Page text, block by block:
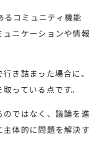
コミュニティ機能
ニケーションや情報
き詰まった場合に、
っている点です。
ではなく、議論を進
体的に問題を解決す